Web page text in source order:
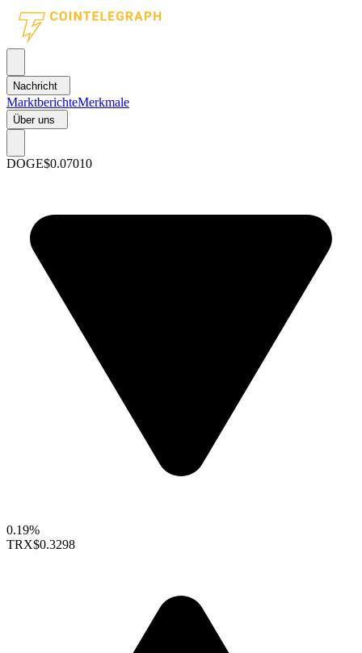
Nachricht
MarktberichteMerkmale
Über uns
DOGE$0.07010
0.19%
TRX$0.3298